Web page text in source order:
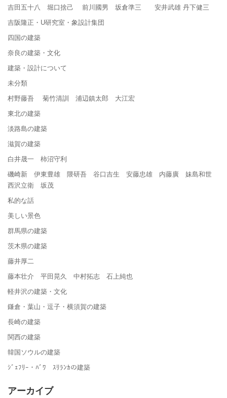
吉田五十八 堀口捨己 前川國男 坂倉準三 安井武雄 丹下健三
吉阪隆正・U研究室・象設計集団
四国の建築
奈良の建築・文化
建築・設計について
未分類
村野藤吾 菊竹清訓 浦辺鎮太郎 大江宏
東北の建築
淡路島の建築
滋賀の建築
白井晟一 柿沼守利
磯崎新 伊東豊雄 隈研吾 谷口吉生 安藤忠雄 内藤廣 妹島和世
西沢立衛 坂茂
私的な話
美しい景色
群馬県の建築
茨木県の建築
藤井厚二
藤本壮介 平田晃久 中村拓志 石上純也
軽井沢の建築・文化
鎌倉・葉山・逗子・横須賀の建築
長崎の建築
関西の建築
韓国ソウルの建築
ｼﾞｪﾌﾘｰ・ﾊﾞﾜ ｽﾘﾗﾝｶの建築
アーカイブ